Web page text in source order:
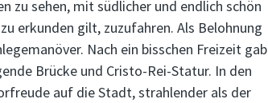
zu sehen, mit südlicher und endlich schön
erkunden gilt, zuzufahren. Als Belohnung
Nach ein bisschen Freizeit gab
Brücke und Cristo-Rei-Statur. In den
auf die Stadt, strahlender als der